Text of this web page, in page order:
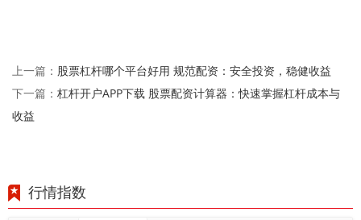
上一篇： 股票杠杆哪个平台好用 规范配资：安全投资，稳健收益
下一篇： 杠杆开户APP下载 股票配资计算器：快速掌握杠杆成本与
收益
行情指数